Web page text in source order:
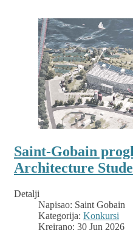
Saint-Gobain
Architecture
Detalji
Napisao: Saint Gobain
Kategorija: Konkursi
Kreirano: 30 Jun 2026